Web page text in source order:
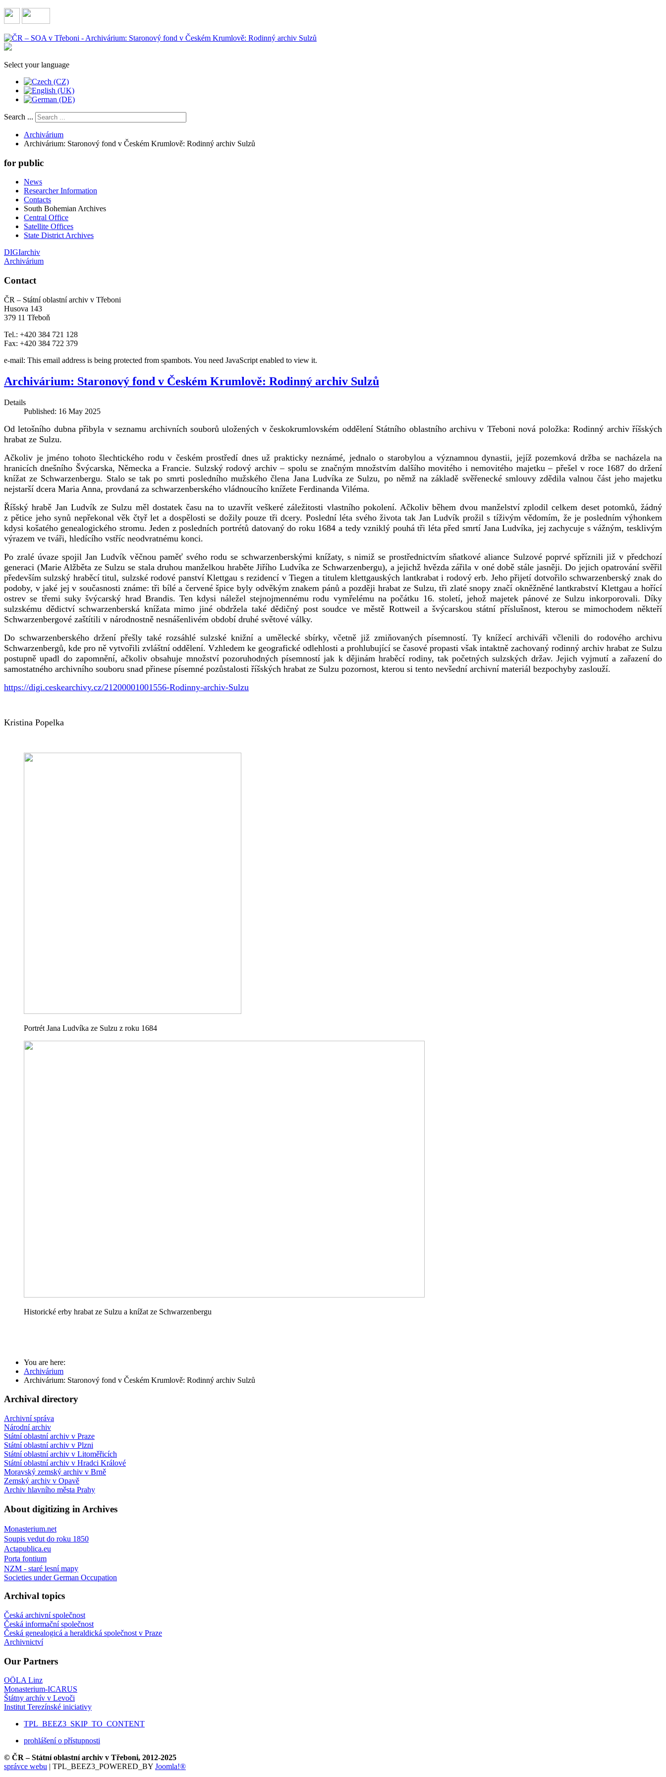
Select your language
Search ...
Archivárium
Archivárium: Staronový fond v Českém Krumlově: Rodinný archiv Sulzů
for public
News
Researcher Information
Contacts
South Bohemian Archives
Central Office
Satellite Offices
State District Archives
DIGIarchiv
Archivárium
Contact
ČR – Státní oblastní archiv v Třeboni
Husova 143
379 11 Třeboň
Tel.: +420 384 721 128
Fax: +420 384 722 379
e-mail: This email address is being protected from spambots. You need JavaScript enabled to view it.
Archivárium: Staronový fond v Českém Krumlově: Rodinný archiv Sulzů
Details
Published: 16 May 2025
Od letošního dubna přibyla v seznamu archivních souborů uložených v českokrumlovském oddělení Státního oblastního archivu v Třeboni nová položka: Rodinný archiv říšských
hrabat ze Sulzu.
Ačkoliv je jméno tohoto šlechtického rodu v českém prostředí dnes už prakticky neznámé, jednalo o starobylou a významnou dynastii, jejíž pozemková držba se nacházela na
hranicích dnešního Švýcarska, Německa a Francie. Sulzský rodový archiv – spolu se značným množstvím dalšího movitého i nemovitého majetku – přešel v roce 1687 do držení
knížat ze Schwarzenbergu. Stalo se tak po smrti posledního mužského člena Jana Ludvíka ze Sulzu, po němž na základě svěřenecké smlouvy zdědila valnou část jeho majetku
nejstarší dcera Maria Anna, provdaná za schwarzenberského vládnoucího knížete Ferdinanda Viléma.
Říšský hrabě Jan Ludvík ze Sulzu měl dostatek času na to uzavřít veškeré záležitosti vlastního pokolení. Ačkoliv během dvou manželství zplodil celkem deset potomků, žádný
z pětice jeho synů nepřekonal věk čtyř let a dospělosti se dožily pouze tři dcery. Poslední léta svého života tak Jan Ludvík prožil s tíživým vědomím, že je posledním výhonkem
kdysi košatého genealogického stromu. Jeden z posledních portrétů datovaný do roku 1684 a tedy vzniklý pouhá tři léta před smrtí Jana Ludvíka, jej zachycuje s vážným, tesklivým
výrazem ve tváři, hledícího vstříc neodvratnému konci.
Po zralé úvaze spojil Jan Ludvík věčnou paměť svého rodu se schwarzenberskými knížaty, s nimiž se prostřednictvím sňatkové aliance Sulzové poprvé spříznili již v předchozí
generaci (Marie Alžběta ze Sulzu se stala druhou manželkou hraběte Jiřího Ludvíka ze Schwarzenbergu), a jejichž hvězda zářila v oné době stále jasněji. Do jejich opatrování svěřil
především sulzský hraběcí titul, sulzské rodové panství Klettgau s rezidencí v Tiegen a titulem klettgauských lantkrabat i rodový erb. Jeho přijetí dotvořilo schwarzenberský znak do
podoby, v jaké jej v současnosti známe: tři bílé a červené špice byly odvěkým znakem pánů a později hrabat ze Sulzu, tři zlaté snopy značí okněžněné lantkrabství Klettgau a hořící
ostrev se třemi suky švýcarský hrad Brandis. Ten kdysi náležel stejnojmennému rodu vymřelému na počátku 16. století, jehož majetek pánové ze Sulzu inkorporovali. Díky
sulzskému dědictví schwarzenberská knížata mimo jiné obdržela také dědičný post soudce ve městě Rottweil a švýcarskou státní příslušnost, kterou se mimochodem někteří
Schwarzenbergové zaštítili v národnostně nesnášenlivém období druhé světové války.
Do schwarzenberského držení přešly také rozsáhlé sulzské knižní a umělecké sbírky, včetně již zmiňovaných písemností. Ty knížecí archiváři včlenili do rodového archivu
Schwarzenbergů, kde pro ně vytvořili zvláštní oddělení. Vzhledem ke geografické odlehlosti a prohlubující se časové propasti však intaktně zachovaný rodinný archiv hrabat ze Sulzu
postupně upadl do zapomnění, ačkoliv obsahuje množství pozoruhodných písemností jak k dějinám hraběcí rodiny, tak početných sulzských držav. Jejich vyjmutí a zařazení do
samostatného archivního souboru snad přinese písemné pozůstalosti říšských hrabat ze Sulzu pozornost, kterou si tento nevšední archivní materiál bezpochyby zaslouží.
https://digi.ceskearchivy.cz/21200001001556-Rodinny-archiv-Sulzu
Kristina Popelka
Portrét Jana Ludvíka ze Sulzu z roku 1684
Historické erby hrabat ze Sulzu a knížat ze Schwarzenbergu
You are here:
Archivárium
Archivárium: Staronový fond v Českém Krumlově: Rodinný archiv Sulzů
Archival directory
Archivní správa
Národní archiv
Státní oblastní archiv v Praze
Státní oblastní archiv v Plzni
Státní oblastní archiv v Litoměřicích
Státní oblastní archiv v Hradci Králové
Moravský zemský archiv v Brně
Zemský archiv v Opavě
Archiv hlavního města Prahy
About digitizing in Archives
Monasterium.net
Soupis vedut do roku 1850
Actapublica.eu
Porta fontium
NZM - staré lesní mapy
Societies under German Occupation
Archival topics
Česká archivní společnost
Česká informační společnost
Česká genealogicá a heraldická společnost v Praze
Archivnictví
Our Partners
OÖLA Linz
Monasterium-ICARUS
Štátny archív v Levoči
Institut Terezínské iniciativy
TPL_BEEZ3_SKIP_TO_CONTENT
prohlášení o přístupnosti
© ČR – Státní oblastní archiv v Třeboni, 2012-2025
správce webu | TPL_BEEZ3_POWERED_BY Joomla!®